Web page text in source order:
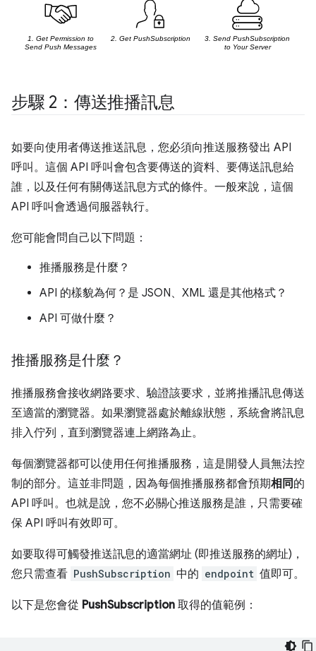
步驟 2：傳送推播訊息
如要向使用者傳送推送訊息，您必須向推送服務發出 API
呼叫。這個 API 呼叫會包含要傳送的資料、要傳送訊息給
誰，以及任何有關傳送訊息方式的條件。一般來說，這個
API 呼叫會透過伺服器執行。
您可能會問自己以下問題：
推播服務是什麼？
API 的樣貌為何？是 JSON、XML 還是其他格式？
API 可做什麼？
推播服務是什麼？
推播服務會接收網路要求、驗證該要求，並將推播訊息傳送
至適當的瀏覽器。如果瀏覽器處於離線狀態，系統會將訊息
排入佇列，直到瀏覽器連上網路為止。
每個瀏覽器都可以使用任何推播服務，這是開發人員無法控
制的部分。這並非問題，因為每個推播服務都會預期相同的
API 呼叫。也就是說，您不必關心推送服務是誰，只需要確
保 API 呼叫有效即可。
如要取得可觸發推送訊息的適當網址 (即推送服務的網址)，
您只需查看 PushSubscription 中的 endpoint 值即可。
以下是您會從 PushSubscription 取得的值範例：